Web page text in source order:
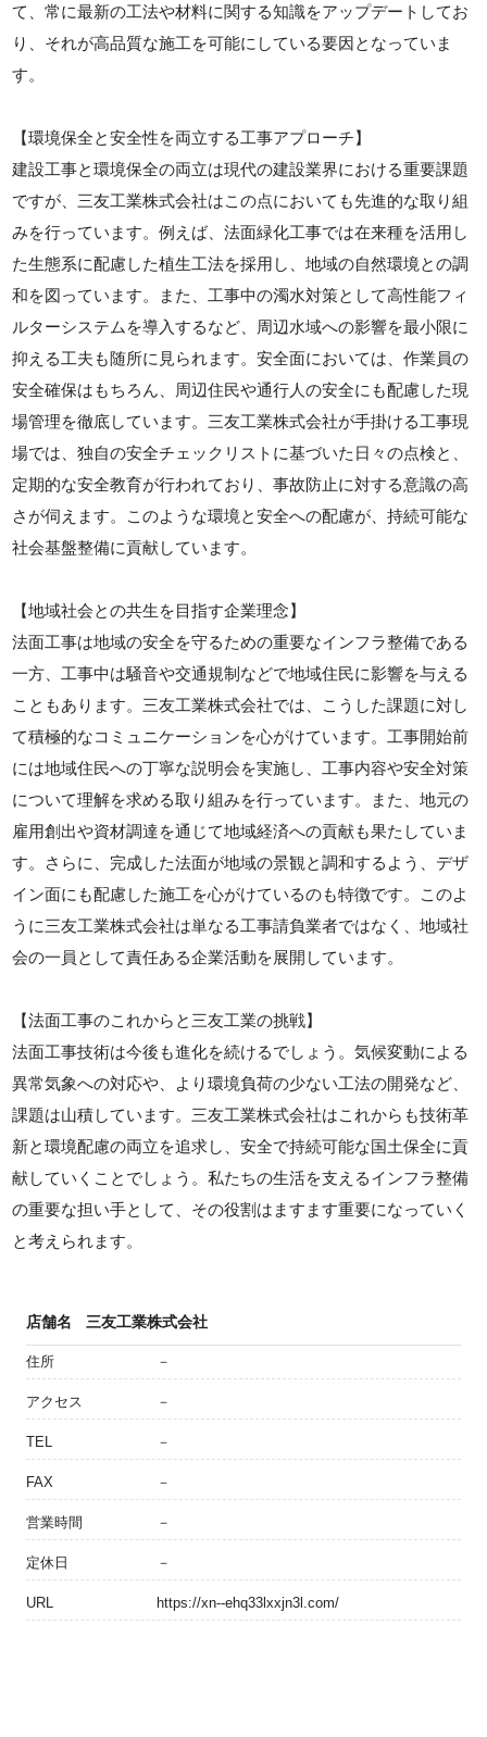
て、常に最新の工法や材料に関する知識をアップデートしてお
り、それが高品質な施工を可能にしている要因となっていま
す。
【環境保全と安全性を両立する工事アプローチ】
建設工事と環境保全の両立は現代の建設業界における重要課題
ですが、三友工業株式会社はこの点においても先進的な取り組
みを行っています。例えば、法面緑化工事では在来種を活用し
た生態系に配慮した植生工法を採用し、地域の自然環境との調
和を図っています。また、工事中の濁水対策として高性能フィ
ルターシステムを導入するなど、周辺水域への影響を最小限に
抑える工夫も随所に見られます。安全面においては、作業員の
安全確保はもちろん、周辺住民や通行人の安全にも配慮した現
場管理を徹底しています。三友工業株式会社が手掛ける工事現
場では、独自の安全チェックリストに基づいた日々の点検と、
定期的な安全教育が行われており、事故防止に対する意識の高
さが伺えます。このような環境と安全への配慮が、持続可能な
社会基盤整備に貢献しています。
【地域社会との共生を目指す企業理念】
法面工事は地域の安全を守るための重要なインフラ整備である
一方、工事中は騒音や交通規制などで地域住民に影響を与える
こともあります。三友工業株式会社では、こうした課題に対し
て積極的なコミュニケーションを心がけています。工事開始前
には地域住民への丁寧な説明会を実施し、工事内容や安全対策
について理解を求める取り組みを行っています。また、地元の
雇用創出や資材調達を通じて地域経済への貢献も果たしていま
す。さらに、完成した法面が地域の景観と調和するよう、デザ
イン面にも配慮した施工を心がけているのも特徴です。このよ
うに三友工業株式会社は単なる工事請負業者ではなく、地域社
会の一員として責任ある企業活動を展開しています。
【法面工事のこれからと三友工業の挑戦】
法面工事技術は今後も進化を続けるでしょう。気候変動による
異常気象への対応や、より環境負荷の少ない工法の開発など、
課題は山積しています。三友工業株式会社はこれからも技術革
新と環境配慮の両立を追求し、安全で持続可能な国土保全に貢
献していくことでしょう。私たちの生活を支えるインフラ整備
の重要な担い手として、その役割はますます重要になっていく
と考えられます。
店舗名 三友工業株式会社
住所 －
アクセス －
TEL －
FAX －
営業時間 －
定休日 －
URL https://xn--ehq33lxxjn3l.com/